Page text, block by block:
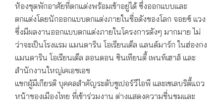
ห้องชุดพักอาศัยที่ตกแต่งพร้อมเข้าอยู่ได้ ซึ่งออกแบบและ
ตกแต่งโดยนักออกแบบตกแต่งภายในชื่อดังของโลก จอยซ์ แวง
ซึ่งมีผลงานออกแบบตกแต่งภายในโครงการดังๆ มากมาย ไม่
ว่าจะเป็นโรงแรม แมนดาริน โอเรียนเต็ล แลนด์มาร์ก ในฮ่องกง
แมนดาริน โอเรียนเต็ล ลอนดอน ซินเทียนตี้ เพนท์เฮาส์ และ
สำนักงานใหญ่เคเอชเอช
แขกผู้มีเกียรติ บุคคลสำคัญระดับซูเปอร์วีไอพี และเซเลบริตี้แถว
หน้าของเมืองไทย ที่เข้าร่วมงาน ต่างแสดงความชื่นชมและ